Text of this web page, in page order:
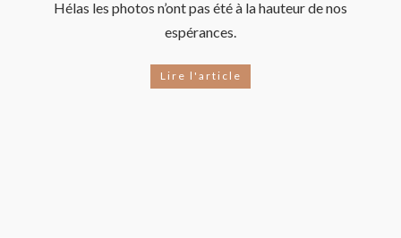
Hélas les photos n’ont pas été à la hauteur de nos
espérances.
Lire l'article